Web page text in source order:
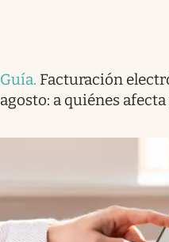
Guía. Facturación
agosto: a quiénes